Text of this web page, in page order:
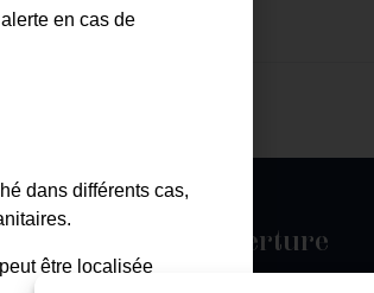
Horaires d'ouverture
Du lundi au jeudi :
en cas de
dans différents cas,
être localisée